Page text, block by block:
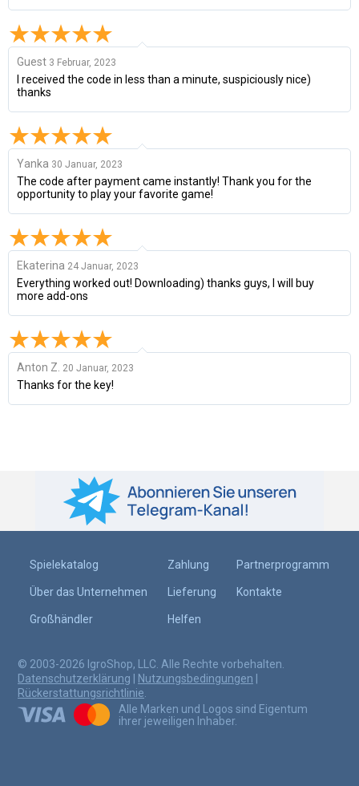
Guest 3 Februar, 2023
I received the code in less than a minute, suspiciously nice)
thanks
Yanka 30 Januar, 2023
The code after payment came instantly! Thank you for the
opportunity to play your favorite game!
Ekaterina 24 Januar, 2023
Everything worked out! Downloading) thanks guys, I will buy
more add-ons
Anton Z. 20 Januar, 2023
Thanks for the key!
Spielekatalog
Über das Unternehmen
Großhändler
Zahlung
Lieferung
Helfen
Partnerprogramm
Kontakte
© 2003-2026 IgroShop, LLC. Alle Rechte vorbehalten.
Datenschutzerklärung | Nutzungsbedingungen |
Rückerstattungsrichtlinie
Alle Marken und Logos sind Eigentum
ihrer jeweiligen Inhaber.